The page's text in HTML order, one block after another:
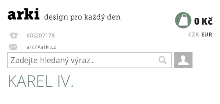
603207178
arki@arki.cz
CZK EUR
0 Kč
KAREL IV.